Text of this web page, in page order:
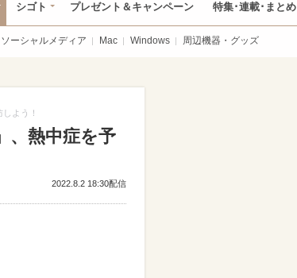
シゴト プレゼント＆キャンペーン 特集･連載･まとめ
ソーシャルメディア Mac Windows 周辺機器・グッズ
よう！
、熱中症を予
2022.8.2 18:30配信